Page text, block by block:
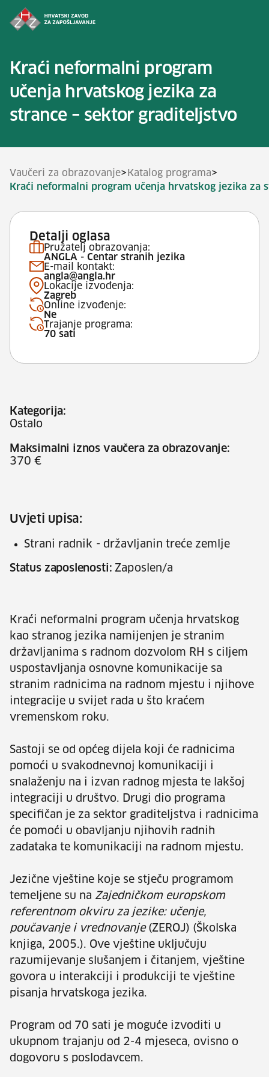
Kraći neformalni program
učenja hrvatskog jezika za
strance – sektor graditeljstvo
Vaučeri za obrazovanje> Katalog programa>
Kraći neformalni program učenja hrvatskog jezika za
Detalji oglasa
Pružatelj obrazovanja:
ANGLA - Centar stranih jezika
E-mail kontakt:
angla@angla.hr
Lokacije izvođenja:
Zagreb
Online izvođenje:
Ne
Trajanje programa:
70 sati
Kategorija:
Ostalo
Maksimalni iznos vaučera za obrazovanje:
370 €
Uvjeti upisa:
Strani radnik - državljanin treće zemlje
Status zaposlenosti: Zaposlen/a
Kraći neformalni program učenja hrvatskog
kao stranog jezika namijenjen je stranim
državljanima s radnom dozvolom RH s ciljem
uspostavljanja osnovne komunikacije sa
stranim radnicima na radnom mjestu i njihove
integracije u svijet rada u što kraćem
vremenskom roku.
Sastoji se od općeg dijela koji će radnicima
pomoći u svakodnevnoj komunikaciji i
snalaženju na i izvan radnog mjesta te lakšoj
integraciji u društvo. Drugi dio programa
specifičan je za sektor graditeljstva i radnicima
će pomoći u obavljanju njihovih radnih
zadataka te komunikaciji na radnom mjestu.
Jezične vještine koje se stječu programom
temeljene su na Zajedničkom europskom
referentnom okviru za jezike: učenje,
poučavanje i vrednovanje(ZEROJ) (Školska
knjiga, 2005.). Ove vještine uključuju
razumijevanje slušanjem i čitanjem, vještine
govora u interakciji i produkciji te vještine
pisanja hrvatskoga jezika.
Program od 70 sati je moguće izvoditi u
ukupnom trajanju od 2-4 mjeseca, ovisno o
dogovoru s poslodavcem.